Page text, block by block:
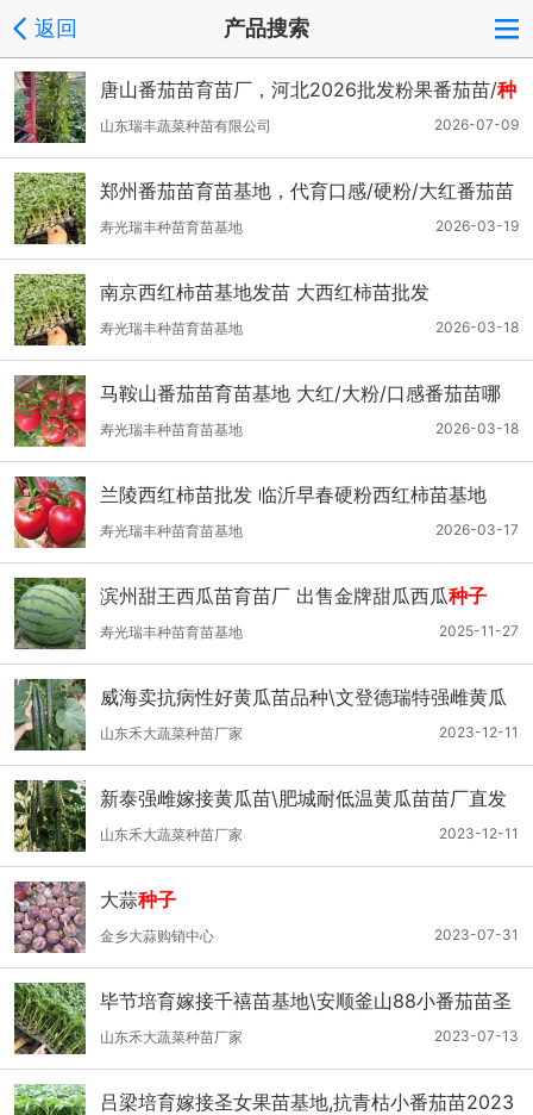
返回 产品搜索
唐山番茄苗育苗厂，河北2026批发粉果番茄苗/种
子批发 2026-07-09
山东瑞丰蔬菜种苗有限公司
郑州番茄苗育苗基地，代育口感/硬粉/大红番茄苗
基地
2026-03-19
寿光瑞丰种苗育苗基地
南京西红柿苗基地发苗 大西红柿苗批发
2026-03-18
寿光瑞丰种苗育苗基地
马鞍山番茄苗育苗基地 大红/大粉/口感番茄苗哪
有？
2026-03-18
寿光瑞丰种苗育苗基地
兰陵西红柿苗批发 临沂早春硬粉西红柿苗基地
2026-03-17
寿光瑞丰种苗育苗基地
滨州甜王西瓜苗育苗厂 出售金牌甜瓜西瓜种子
2025-11-27
寿光瑞丰种苗育苗基地
威海卖抗病性好黄瓜苗品种\文登德瑞特强雌黄瓜
苗
2023-12-11
山东禾大蔬菜种苗厂家
新泰强雌嫁接黄瓜苗\肥城耐低温黄瓜苗苗厂直发
2023-12-11
山东禾大蔬菜种苗厂家
大蒜种子
2023-07-31
金乡大蒜购销中心
毕节培育嫁接千禧苗基地\安顺釜山88小番茄苗圣
女果苗
2023-07-13
山东禾大蔬菜种苗厂家
吕梁培育嫁接圣女果苗基地,抗青枯小番茄苗2023